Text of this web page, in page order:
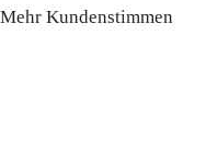
Mehr Kundenstimmen